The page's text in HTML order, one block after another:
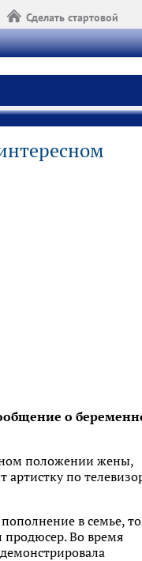
Сделать стартовой
о
положении жены,
по
в семье,
продюсер. Во время